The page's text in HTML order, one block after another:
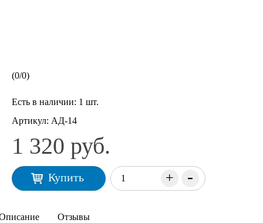
(0/0)
Есть в наличии: 1 шт.
Артикул: АД-14
1 320 руб.
+ -
Купить
Отзывы